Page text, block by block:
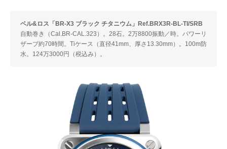
ベル&ロス「BR-X3 ブラック チタニウム」Ref.BRX3R-BL-TI/SRB
自動巻き（Cal.BR-CAL.323）。28石。2万8800振動／時。パワーリ
ザーブ約70時間。Tiケース（直径41mm、厚さ13.30mm）。100m防
水。124万3000円（税込み）。